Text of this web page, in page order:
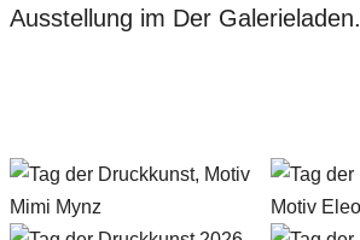
Ausstellung im Der Galerieladen.